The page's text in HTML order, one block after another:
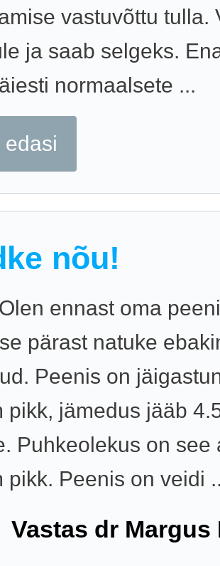
vastuvõttu tulla.
ja saab selgeks.
normaalsete ...
edasi
nõu!
ennast oma
pärast natuke
Peenis on
pikk, jämedus jääb
Puhkeolekus on see
pikk. Peenis on veidi
Vastas dr Margus